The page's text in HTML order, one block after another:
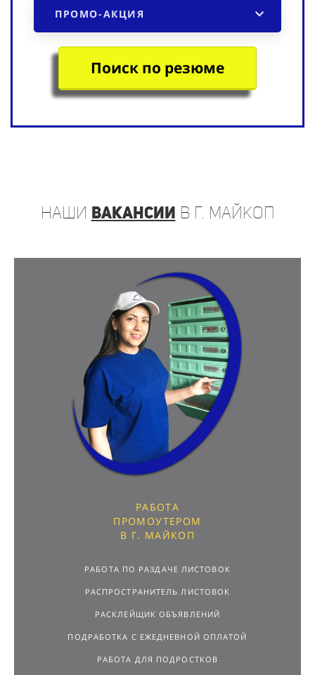
ПРОМО-АКЦИЯ
Поиск по резюме
наши вакансии в г. Майкоп
РАБОТА
ПРОМОУТЕРОМ
В Г. МАЙКОП
РАБОТА ПО РАЗДАЧЕ ЛИСТОВОК
РАСПРОСТРАНИТЕЛЬ ЛИСТОВОК
РАСКЛЕЙЩИК ОБЪЯВЛЕНИЙ
ПОДРАБОТКА С ЕЖЕДНЕВНОЙ ОПЛАТОЙ
РАБОТА ДЛЯ ПОДРОСТКОВ